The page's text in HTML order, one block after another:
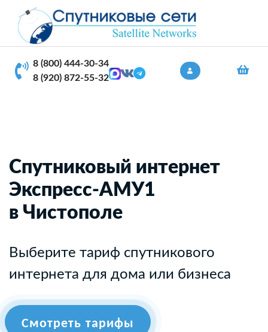
8 (800) 444-30-34
8 (920) 872-55-32
Спутниковый интернет
Экспресс-АМУ1
в Чистополе
Выберите тариф спутникового
интернета для дома или бизнеса
Смотреть тарифы